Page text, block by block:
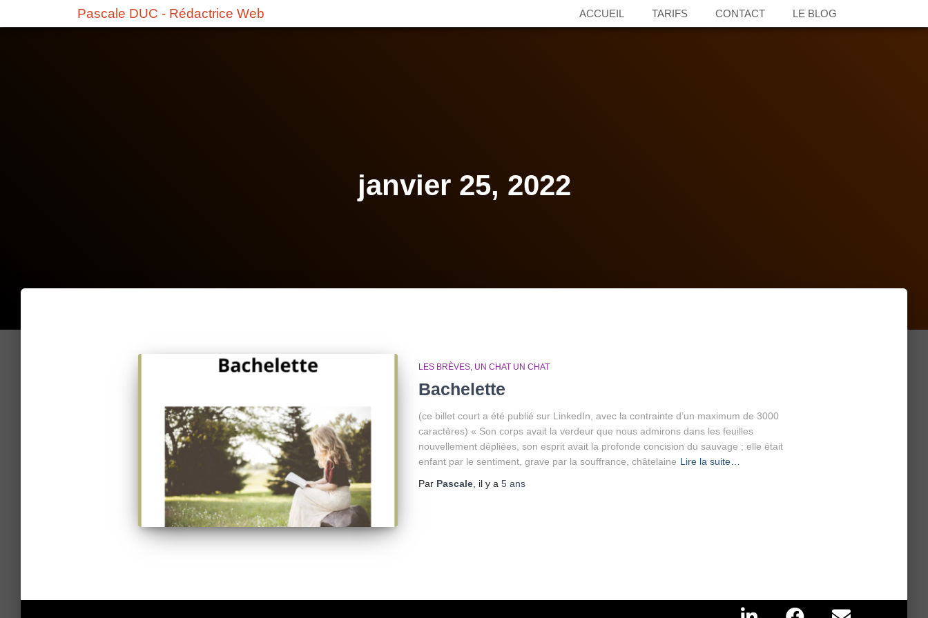
Pascale DUC - Rédactrice Web ACCUEIL TARIFS CONTACT LE BLOG
janvier 25, 2022
LES BRÈVES UN CHAT UN CHAT
Bachelette
(ce billet court a été publié sur LinkedIn, avec la contrainte d’un maximum de 3000
caractères) « Son corps avait la verdeur que nous admirons dans les feuilles
nouvellement dépliées, son esprit avait la profonde concision du sauvage ; elle était
enfant par le sentiment, grave par la souffrance, châtelaine Lire la suite…
Par Pascale, il y a 5 ans